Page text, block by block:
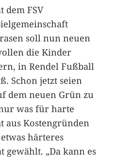
dem FSV
soll nun neuen
die Kinder
in Rendel Fußball
Schon jetzt seien
dem neuen Grün zu
was für harte
aus Kostengründen
härteres
gewählt. „Da kann es